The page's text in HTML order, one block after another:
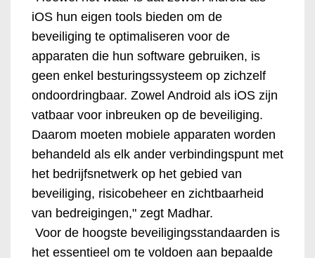
iOS hun eigen tools bieden om de
beveiliging te optimaliseren voor de
apparaten die hun software gebruiken, is
geen enkel besturingssysteem op zichzelf
ondoordringbaar. Zowel Android als iOS zijn
vatbaar voor inbreuken op de beveiliging.
Daarom moeten mobiele apparaten worden
behandeld als elk ander verbindingspunt met
het bedrijfsnetwerk op het gebied van
beveiliging, risicobeheer en zichtbaarheid
van bedreigingen," zegt Madhar.
Voor de hoogste beveiligingsstandaarden is
het essentieel om te voldoen aan bepaalde